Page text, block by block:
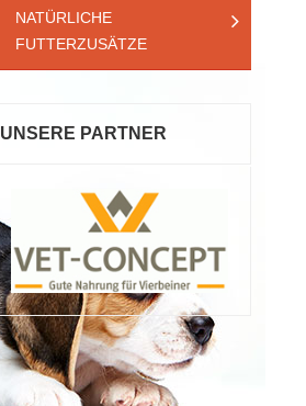
NATÜRLICHE
FUTTERZUSÄTZE
UNSERE PARTNER